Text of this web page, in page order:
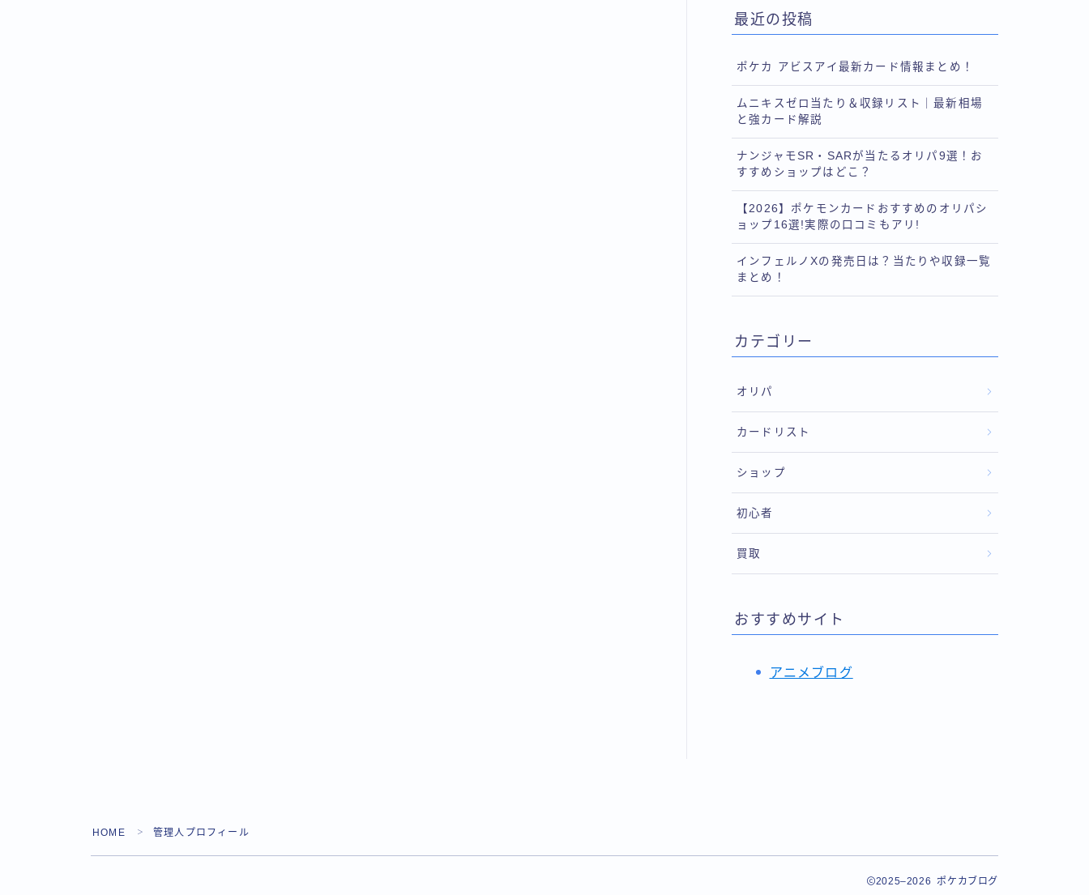
最近の投稿
ポケカ アビスアイ最新カード情報まとめ！
ムニキスゼロ当たり＆収録リスト｜最新相場
と強カード解説
ナンジャモSR・SARが当たるオリパ9選！お
すすめショップはどこ？
【2026】ポケモンカードおすすめのオリパシ
ョップ16選!実際の口コミもアリ!
インフェルノXの発売日は？当たりや収録一覧
まとめ！
カテゴリー
オリパ
カードリスト
ショップ
初心者
買取
おすすめサイト
アニメブログ
HOME ＞ 管理人プロフィール
2025–2026 ポケカブログ